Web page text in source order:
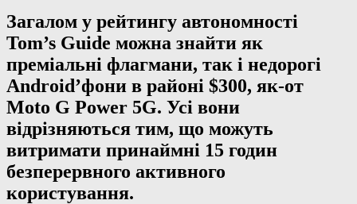
Загалом у рейтингу автономності
Tom’s Guide можна знайти як
преміальні флагмани, так і недорогі
Android’фони в районі $300, як-от
Moto G Power 5G. Усі вони
відрізняються тим, що можуть
витримати принаймні 15 годин
безперервного активного
користування.